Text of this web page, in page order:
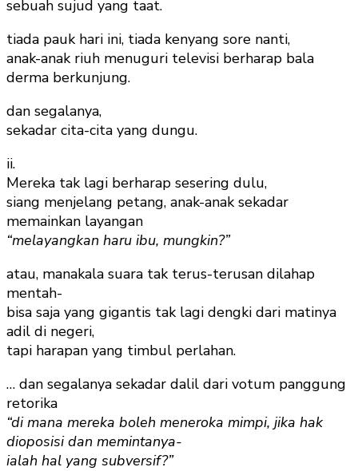
sebuah sujud yang taat.
tiada pauk hari ini, tiada kenyang sore nanti,
anak-anak riuh menuguri televisi berharap bala
derma berkunjung.
dan segalanya,
sekadar cita-cita yang dungu.
ii.
Mereka tak lagi berharap sesering dulu,
siang menjelang petang, anak-anak sekadar
memainkan layangan
“melayangkan haru ibu, mungkin?”
atau, manakala suara tak terus-terusan dilahap
mentah-
bisa saja yang gigantis tak lagi dengki dari matinya
adil di negeri,
tapi harapan yang timbul perlahan.
… dan segalanya sekadar dalil dari votum panggung
retorika
“di mana mereka boleh meneroka mimpi, jika hak
dioposisi dan memintanya-
ialah hal yang subversif?”